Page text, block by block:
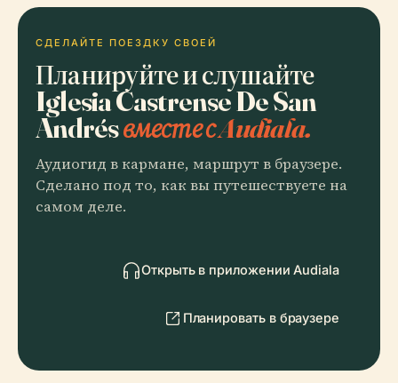
СДЕЛАЙТЕ ПОЕЗДКУ СВОЕЙ
Планируйте и слушайте
Iglesia Castrense De San
Andrésвместе с Audiala.
Аудиогид в кармане, маршрут в браузере.
Сделано под то, как вы путешествуете на
самом деле.
Открыть в приложении Audiala
Планировать в браузере